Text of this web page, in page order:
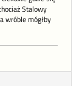
Stalowy
wróble mógłby